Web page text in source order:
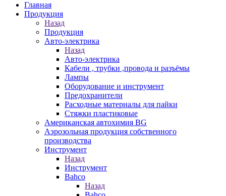
Главная
Продукция
Назад
Продукция
Авто-электрика
Назад
Авто-электрика
Кабели , трубки ,провода и разъёмы
Лампы
Оборудование и инструмент
Предохранители
Расходные материалы для пайки
Стяжки пластиковые
Американская автохимия BG
Аэрозольная продукция собственного
производства
Инструмент
Назад
Инструмент
Bahco
Назад